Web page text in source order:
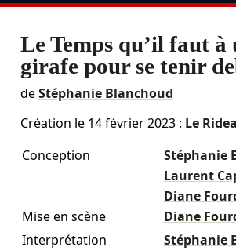
Le Temps qu’il faut à
girafe pour se tenir
deStéphanie Blanchoud
Création le 14 février 2023: Le
Conception
Stéphanie
Laurent
Diane
Mise en scène
Diane
Interprétation
Stéphanie